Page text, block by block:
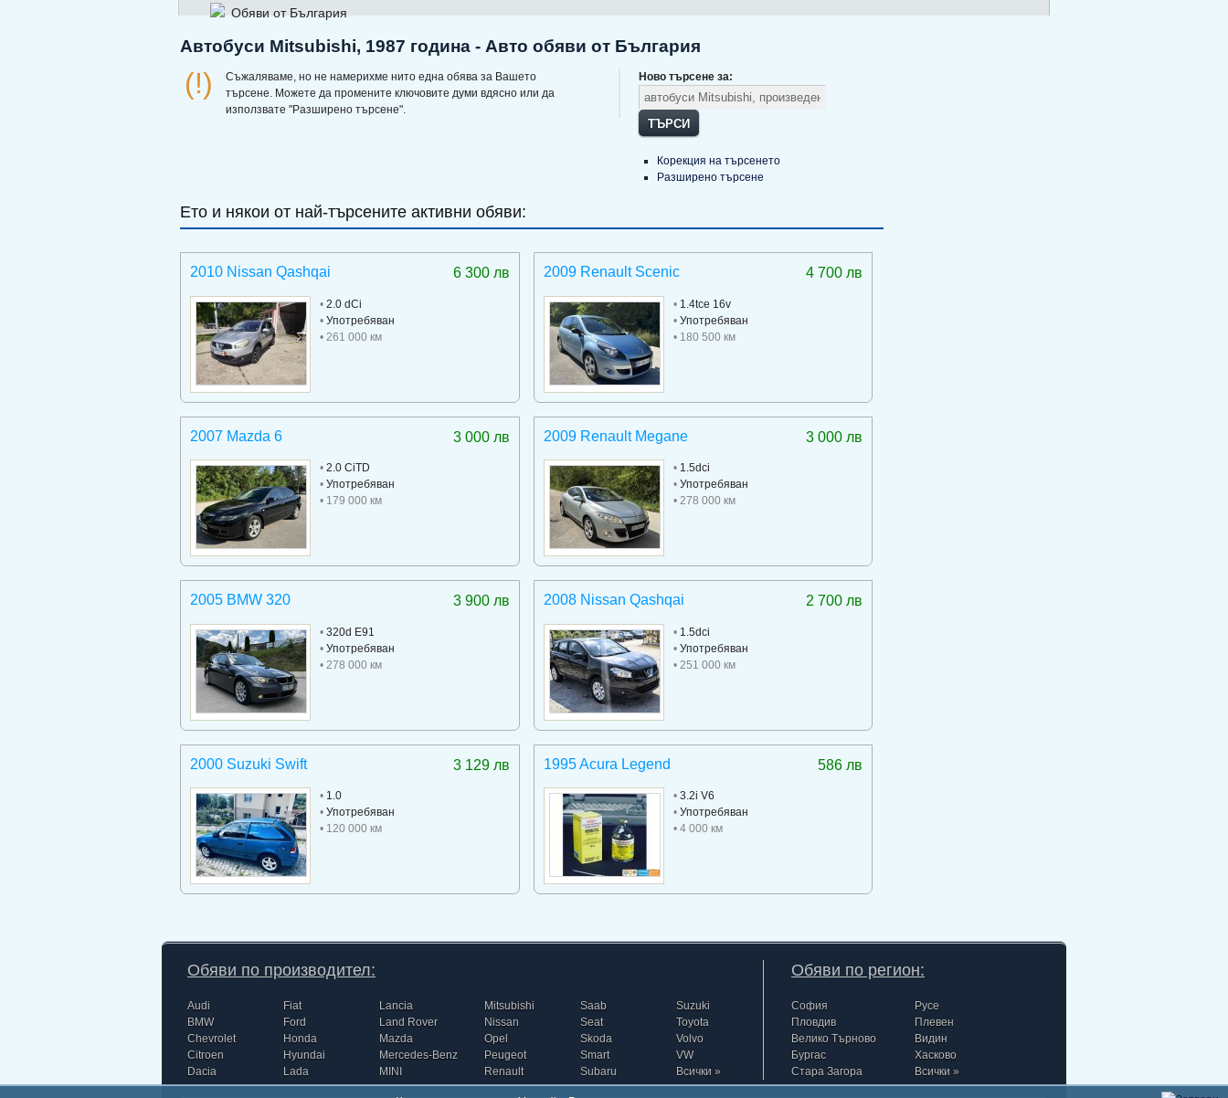
Обяви от България
Автобуси Mitsubishi, 1987 година - Авто обяви от България
(!)
Съжаляваме, но не намерихме нито една обява за Вашето
търсене. Можете да промените ключовите думи вдясно или да
използвате "Разширено търсене".
Ново търсене за:
ТЪРСИ
Корекция на търсенето
Разширено търсене
Ето и някои от най-търсените активни обяви:
6 300 лв
2010 Nissan Qashqai
• 2.0 dCi
• Употребяван
• 261 000 км
4 700 лв
2009 Renault Scenic
•1.4tce 16v
•Употребяван
• 180 500 км
3 000 лв
2007 Mazda 6
• 2.0 CiTD
• Употребяван
• 179 000 км
3 000 лв
2009 Renault Megane
•1.5dci
•Употребяван
• 278 000 км
3 900 лв
2005 BMW 320
• 320d E91
• Употребяван
• 278 000 км
2 700 лв
2008 Nissan Qashqai
•1.5dci
•Употребяван
• 251 000 км
3 129 лв
2000 Suzuki Swift
• 1.0
• Употребяван
• 120 000 км
586 лв
1995 Acura Legend
•3.2i V6
•Употребяван
• 4 000 км
Обяви по производител:
Audi
BMW
Chevrolet
Citroen
Dacia
Fiat
Ford
Honda
Hyundai
Lada
Lancia
Land Rover
Mazda
Mercedes-Benz
MINI
Mitsubishi
Nissan
Opel
Peugeot
Renault
Saab
Seat
Skoda
Smart
Subaru
Suzuki
Toyota
Volvo
VW
Всички »
Обяви по регион:
София
Пловдив
Велико Търново
Бургас
Стара Загора
Русе
Плевен
Видин
Хасково
Всички »